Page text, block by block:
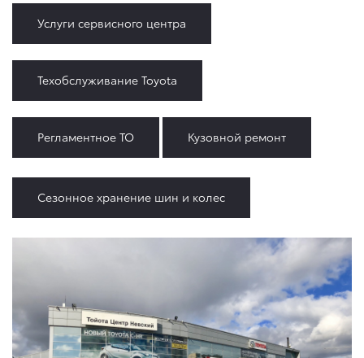
Услуги сервисного центра
Техобслуживание Toyota
Регламентное ТО Кузовной ремонт
Сезонное хранение шин и колес